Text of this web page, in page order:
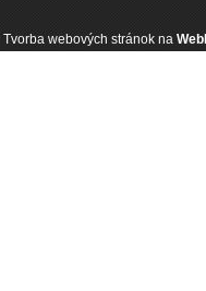
Tvorba webových stránok na